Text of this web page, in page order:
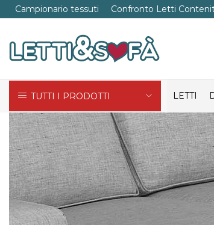
Campionario tessuti Confronto Letti
TUTTI I PRODOTTI LETTI